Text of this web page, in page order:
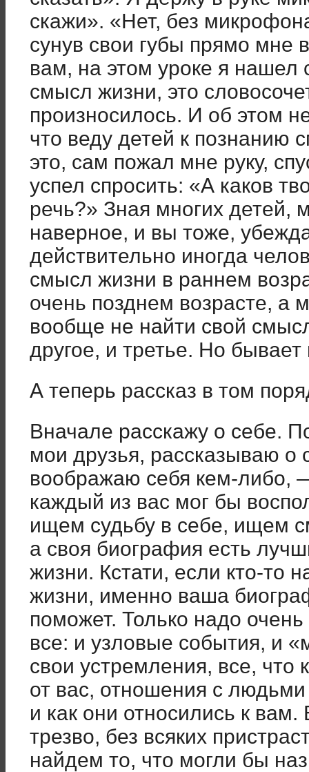
скажи». «Нет, без
сунув свои губы прямо мне
вам, на этом уроке я
смысл жизни, это
произносилось. И об этом
что веду детей к познанию
это, сам пожал мне руку,
успел спросить: «А каков
речь?» Зная многих детей,
наверное, и вы тоже,
действительно иногда
смысл жизни в раннем
очень позднем возрасте, а
вообще не найти свой
другое, и третье. Но
А теперь рассказ в том
Вначале расскажу о себе.
мои друзья, рассказываю о
воображаю себя кем-либо,
каждый из вас мог бы
ищем судьбу в себе, ищем
а своя биография есть
жизни. Кстати, если кто-то
жизни, именно ваша
поможет. Только надо
все: и узловые события, и
свои устремления, все, что
от вас, отношения с
и как они относились к
трезво, без всяких
найдем то, что могли бы